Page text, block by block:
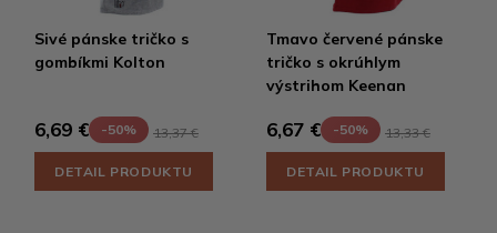
Sivé pánske tričko s
gombíkmi Kolton
6,69 € -50% 13,37 €
DETAIL PRODUKTU
Tmavo červené pánske
tričko s okrúhlym
výstrihom Keenan
6,67 € -50% 13,33 €
DETAIL PRODUKTU